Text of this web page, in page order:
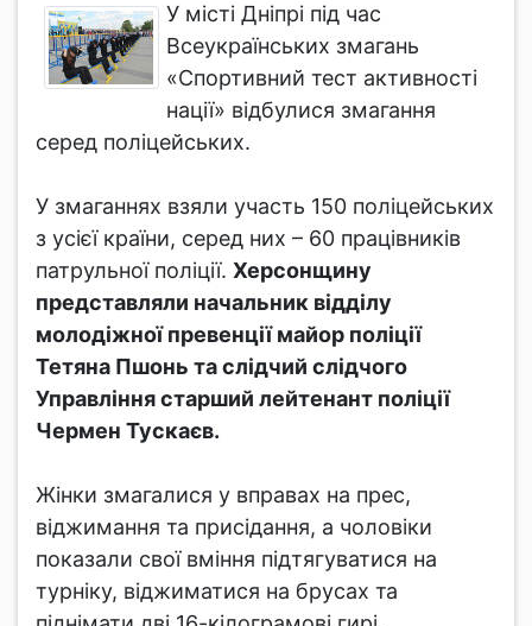
У місті Дніпрі під час
Всеукраїнських змагань
«Спортивний тест активності
нації» відбулися змагання
серед поліцейських.
У змаганнях взяли участь 150 поліцейських
з усієї країни, серед них – 60 працівників
патрульної поліції. Херсонщину
представляли начальник відділу
молодіжної превенції майор поліції
Тетяна Пшонь та слідчий слідчого
Управління старший лейтенант поліції
Чермен Тускаєв.
Жінки змагалися у вправах на прес,
віджимання та присідання, а чоловіки
показали свої вміння підтягуватися на
турніку, віджиматися на брусах та